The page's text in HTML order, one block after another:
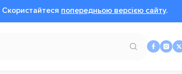
Cкористайтеся попередньою версією сайту.